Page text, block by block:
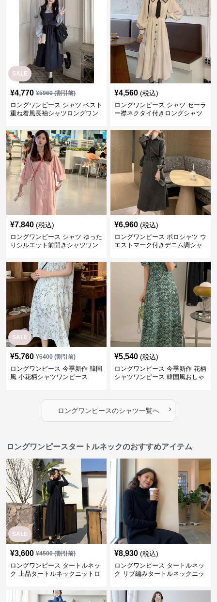
SALE
¥4,770 ¥5960(割引前)
ロングワンピース シャツ ベスト
重ね着風長袖シャツロングワン
¥4,560 (税込)
ロングワンピース シャツ セーラ
ー襟ネクタイ付きロングシャツ
¥7,840 (税込)
ロングワンピース シャツ ゆった
りシルエット前開きシャツワン
¥6,960 (税込)
ロングワンピース ポロシャツ ウ
エストマーク付きデニム調シャ
SALE
¥5,760 ¥6400(割引前)
ロングワンピース 今季新作 韓国
風 小花柄シャツワンピース
¥5,540 (税込)
ロングワンピース 今季新作 花柄
シャツワンピース 韓国風おしゃ
ロングワンピースのシャツ一覧へ ›
ロングワンピースタートルネックのおすすめアイテム
SALE
¥3,600 ¥4500(割引前)
ロングワンピース タートルネッ
ク 上品タートルネックニットロ
¥8,930 (税込)
ロングワンピース タートルネッ
ク リブ編みタートルネックニッ